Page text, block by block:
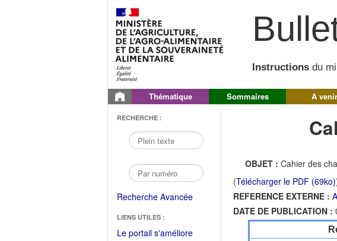
Instructions du
Thématique Sommaires A venir
RECHERCHE :
Recherche Avancée
LIENS UTILES :
Le portail s'améliore(Fichier
OBJET : Cahier des
(Télécharger le PDF (69ko)
REFERENCE EXTERNE :
DATE DE PUBLICATION :